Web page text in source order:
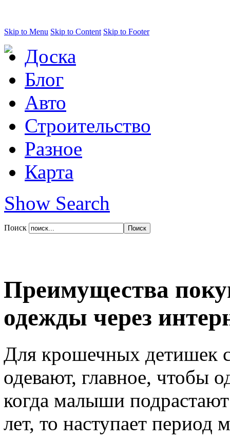
Skip to Menu Skip to Content Skip to Footer
Доска
Блог
Авто
Строительство
Разное
Карта
Show Search
Поиск
Преимущества
одежды через
Для крошечных детишек
одевают, главное, чтобы
когда малыши
лет, то наступает период